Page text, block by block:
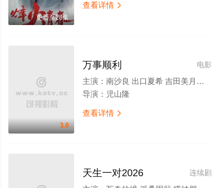
更新至28集
查看详情 
3.0
电影
万事顺利
主演： 南沙良 出口夏希 吉田美月喜 羽村仁成 金子大地
导演： 児山隆
查看详情 
连续剧
天生一对2026